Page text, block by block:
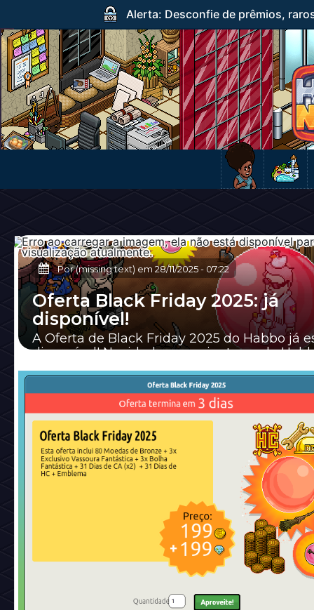
Alerta: Desconfie de prêmios,
Por (missing text) em 28/11/2025- 07:22
Oferta Black Friday 2025: já
disponível!
A Oferta de Black Friday 2025 do Habbo já
disponível! Novidade: as assinaturas do